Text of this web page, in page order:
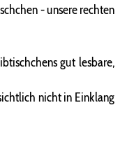
- unsere rechten
gut lesbare,
nicht in Einklang